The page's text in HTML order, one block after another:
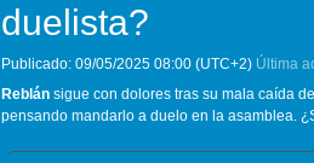
duelista?
Publicado: 09/05/2025 08:00 (UTC+2) Última
Reblán sigue con dolores tras su mala caída
pensando mandarlo a duelo en la asamblea.